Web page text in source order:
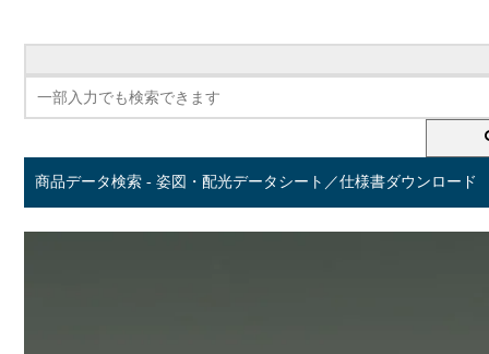
商品データ検索 - 姿図・配光データシート／仕様書ダウンロード